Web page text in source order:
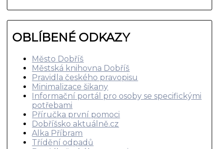
OBLÍBENÉ ODKAZY
Město Dobříš
Městská knihovna Dobříš
Pravidla českého pravopisu
Minimalizace šikany
Informační portál pro osoby se specifickými
potřebami
Příručka první pomoci
Dobříšsko aktuálně.cz
Alka Příbram
Třídění odpadů